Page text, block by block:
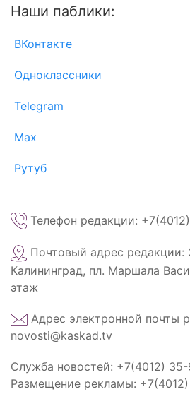
Наши паблики:
ВКонтакте
Одноклассники
Telegram
Max
Рутуб
Телефон редакции:
Почтовый адрес редакции:
Калининград, пл. Маршала
этаж
Адрес электронной почты
novosti@kaskad.tv
Служба новостей: +7(4012)
Размещение рекламы: